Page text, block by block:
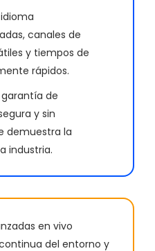
canales de
y tiempos de
rápidos.
garantía de
y sin
demuestra la
industria.
en vivo
del entorno y